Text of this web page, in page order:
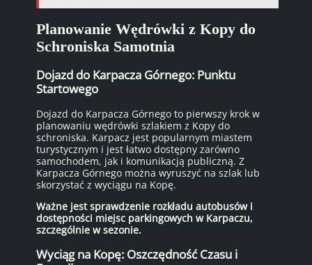
Planowanie Wędrówki z Kopy do
Schroniska Samotnia
Dojazd do Karpacza Górnego: Punktu
Startowego
Dojazd do Karpacza Górnego to pierwszy krok w
planowaniu wędrówki szlakiem z Kopy do
schroniska. Karpacz jest popularnym miastem
turystycznym i jest łatwo dostępny zarówno
samochodem, jak i komunikacją publiczną. Z
Karpacza Górnego można wyruszyć na szlak lub
skorzystać z wyciągu na Kopę.
Ważne jest sprawdzenie rozkładu autobusów i
dostępności miejsc parkingowych w Karpaczu,
szczególnie w sezonie.
Wyciąg na Kopę: Oszczędność Czasu i